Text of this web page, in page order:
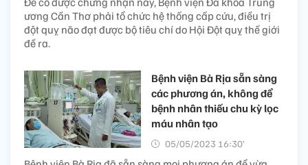
ương Cần Thơ phải tổ chức hệ thống cấp cứu, điều trị
đột quỵ não đạt được bộ tiêu chí do Hội Đột quỵ thế giới
đề ra.
Bệnh viện Bà Rịa sẵn sàng
các phương án, không để
bệnh nhân thiếu chu kỳ lọc
máu nhân tạo
05/05/2023 16:30’